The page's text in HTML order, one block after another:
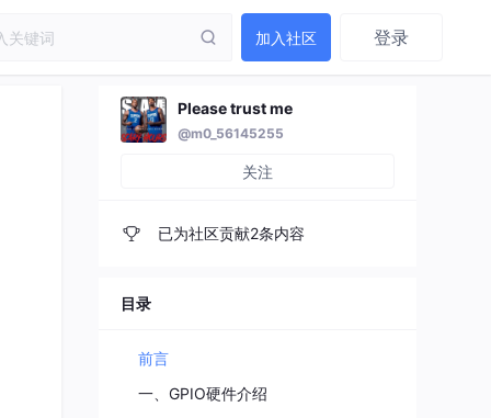
加入社区 登录
Please trust me
@m0_56145255
关注
已为社区贡献2条内容
目录
前言
一、GPIO硬件介绍